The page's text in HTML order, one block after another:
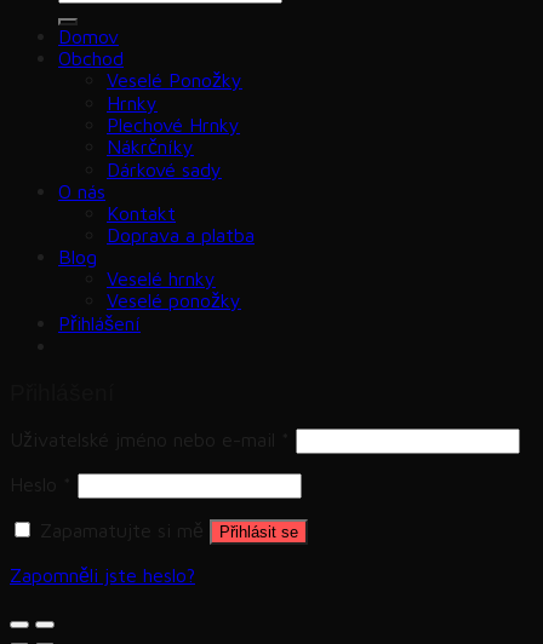
Domov
Obchod
Veselé Ponožky
Hrnky
Plechové Hrnky
Nákrčníky
Dárkové sady
O nás
Kontakt
Doprava a platba
Blog
Veselé hrnky
Veselé ponožky
Přihlášení
Uživatelské jméno nebo e-mail
Heslo
Zapamatujte si mě Přihlásit se
Zapomněli jste heslo?